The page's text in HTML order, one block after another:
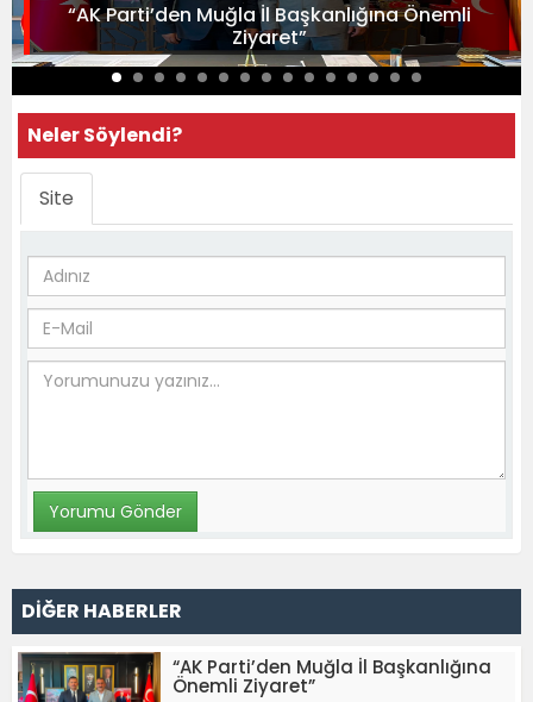
“AK Parti’den Muğla İl Başkanlığına Önemli
Ziyaret”
Neler Söylendi?
Site
DİĞER HABERLER
“AK Parti’den Muğla İl Başkanlığına
Önemli Ziyaret”